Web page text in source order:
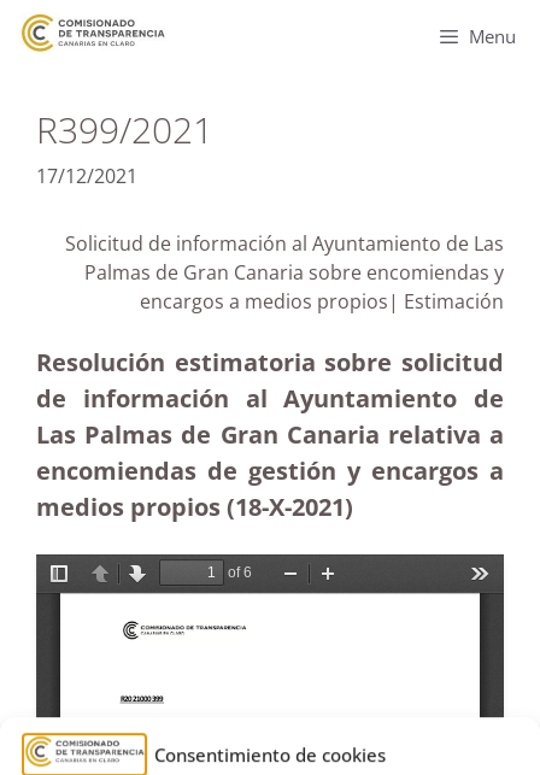
Consentimiento de cookies
Menu
R399/2021
17/12/2021
Solicitud de información al Ayuntamiento de Las
Palmas de Gran Canaria sobre encomiendas y
encargos a medios propios| Estimación
Resolución estimatoria sobre solicitud
de información al Ayuntamiento de
Las Palmas de Gran Canaria relativa a
encomiendas de gestión y encargos a
medios propios (18-X-2021)